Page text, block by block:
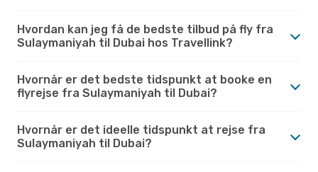
Hvordan kan jeg få de bedste tilbud på fly fra
Sulaymaniyah til Dubai hos Travellink?
Hvornår er det bedste tidspunkt at booke en
flyrejse fra Sulaymaniyah til Dubai?
Hvornår er det ideelle tidspunkt at rejse fra
Sulaymaniyah til Dubai?